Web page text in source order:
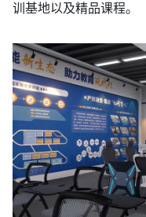
训基地以及精品课程。